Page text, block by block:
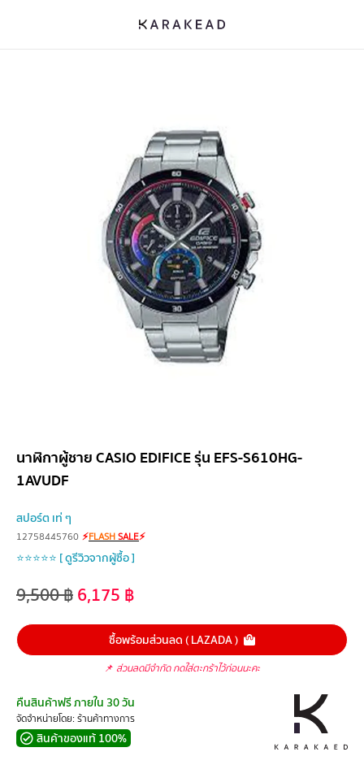
นาฬิกาผู้ชาย CASIO EDIFICE รุ่น EFS-S610HG-
1AVUDF
สปอร์ต เท่ ๆ
12758445760 ⚡FLASHSALE⚡
⭐⭐⭐⭐⭐ [ ดูรีวิวจากผู้ซื้อ ]
9,500฿6,175 ฿
ซื้อพร้อมส่วนลด ( LAZADA )
📌 ส่วนลดมีจำกัด กดใส่ตะกร้าไว้ก่อนนะคะ
คืนสินค้าฟรี ภายใน 30 วัน
จัดจำหน่ายโดย: ร้านค้าทางการ
สินค้าของแท้ 100%